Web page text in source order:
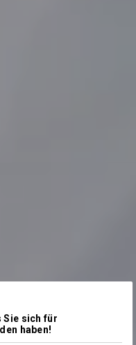
Sie sich für
haben!